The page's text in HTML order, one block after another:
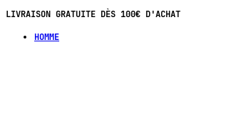
PAIEMENT EN 4X SANS FRAIS DÈS 70€ D'ACHAT
HOMME